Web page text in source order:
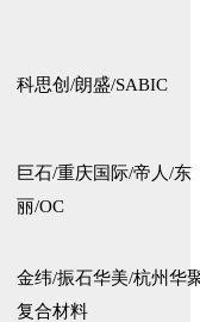
科思创/朗盛/SABIC
巨石/重庆国际/帝人/东
丽/OC
金纬/振石华美/杭州华
复合材料